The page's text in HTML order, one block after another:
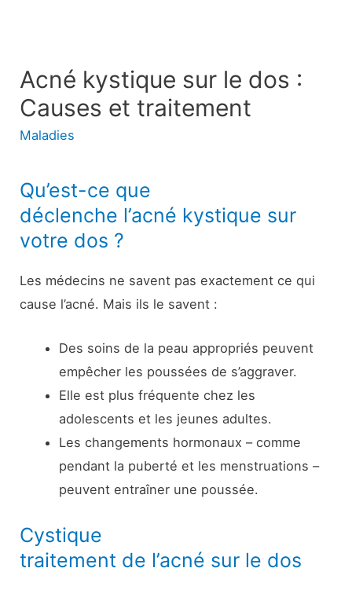
Acné kystique sur le dos :
Causes et traitement
Maladies
Qu’est-ce que
déclenche l’acné kystique sur
votre dos ?
Les médecins ne savent pas exactement ce qui
cause l’acné. Mais ils le savent :
Des soins de la peau appropriés peuvent
empêcher les poussées de s’aggraver.
Elle est plus fréquente chez les
adolescents et les jeunes adultes.
Les changements hormonaux – comme
pendant la puberté et les menstruations –
peuvent entraîner une poussée.
Cystique
traitement de l’acné sur le dos